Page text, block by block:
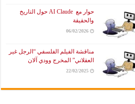
حوار مع AI Claude حول التاريخ
والحقيقة
06/02/2026
مناقشة الفيلم الفلسفي “الرجل غير
العقلاني” المخرج وودي آلان
22/02/2025